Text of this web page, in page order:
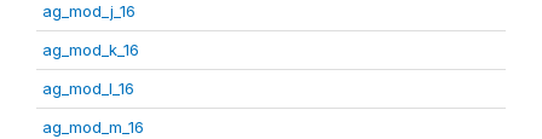
ag_mod_j_16
ag_mod_k_16
ag_mod_l_16
ag_mod_m_16